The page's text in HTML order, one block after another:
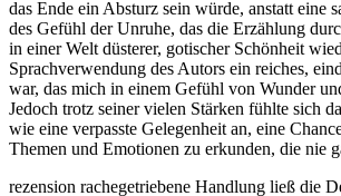
das Ende ein Absturz sein würde, anstatt eine
des Gefühl der Unruhe, das die Erzählung
in einer Welt düsterer, gotischer Schönheit
Sprachverwendung des Autors ein reiches,
war, das mich in einem Gefühl von Wunder
Jedoch trotz seiner vielen Stärken fühlte sich
wie eine verpasste Gelegenheit an, eine
Themen und Emotionen zu erkunden, die nie
rezension rachegetriebene Handlung ließ die